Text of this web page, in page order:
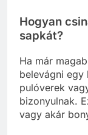
Hogyan
sapkát?
Ha már
belevágni
pulóverek
bizonyulnak.
vagy akár